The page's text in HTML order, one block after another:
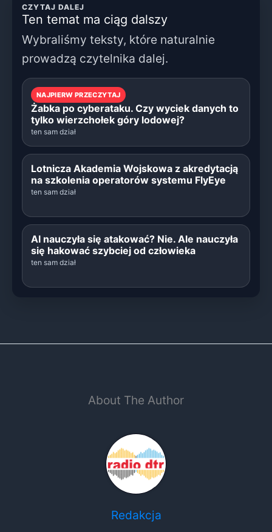
CZYTAJ DALEJ
Ten temat ma ciąg dalszy
Wybraliśmy teksty, które naturalnie
prowadzą czytelnika dalej.
NAJPIERW PRZECZYTAJ
Żabka po cyberataku. Czy wyciek danych to
tylko wierzchołek góry lodowej?
ten sam dział
Lotnicza Akademia Wojskowa z akredytacją
na szkolenia operatorów systemu FlyEye
ten sam dział
AI nauczyła się atakować? Nie. Ale nauczyła
się hakować szybciej od człowieka
ten sam dział
About The Author
Redakcja